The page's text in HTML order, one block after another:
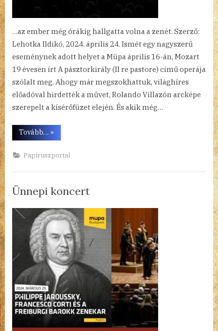
…az ember még órákig hallgatta volna a zenét. Szerző:
Lehotka Ildikó, 2024. április 24. Ismét egy nagyszerű
eseménynek adott helyet a Müpa április 16-án, Mozart
19 évesen írt A pásztorkirály (Il re pastore) című operája
szólalt meg. Ahogy már megszokhattuk, világhíres
előadóval hirdették a művet, Rolando Villazón arcképe
szerepelt a kísérőfüzet elején. És akik még…
Tovább… “A
pásztor
a
király”
»
Papiruszportal
Ünnepi koncert
Posted
on
2024.04.12.
By
admin
1 hozzászólás a(z)Ünnepi
koncert
bejegyzéshez